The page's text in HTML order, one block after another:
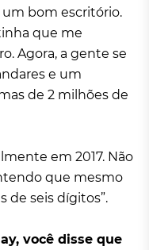
bom escritório.
que me
Agora, a gente se
e um
de 2 milhões de
em 2017. Não
que mesmo
de seis dígitos”.
você disse que